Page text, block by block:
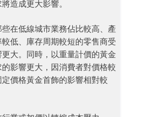
造成更大影響。
在低線城市業務佔比較高、產
低、庫存周期較短的零售商受
大。同時，以重量計價的黃金
影響更大，因消費者對價格較
價格黃金首飾的影響相對較